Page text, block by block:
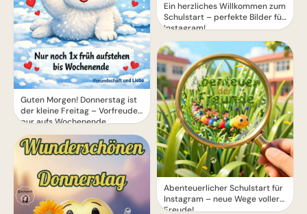
Guten Morgen! Donnerstag ist
der kleine Freitag – Vorfreude
pur aufs Wochenende
Ein herzliches Willkommen zum
Schulstart – perfekte Bilder für
Instagram!
Abenteuerlicher Schulstart für
Instagram – neue Wege voller
Freude!